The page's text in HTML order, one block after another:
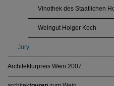
Vinothek des Staatlichen
Weingut Holger Koch
Jury
Architekturpreis Wein 2007